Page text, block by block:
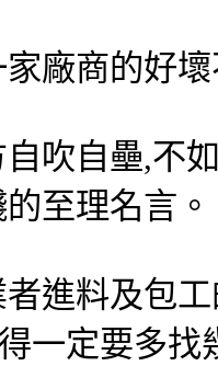
廠商的好
吹自壘,不
至理名言。
進料及包
一定要多